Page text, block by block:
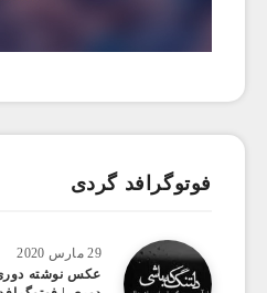
فوتوگرافد گردی
29 مارس 2020
عکس نوشته